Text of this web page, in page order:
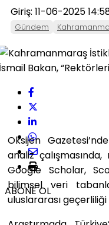
Giriş: 11-06-2025
Gündem
ABONE OL
Oksijen
analiz
Google Scholar,
bilimsel veri
uluslararası